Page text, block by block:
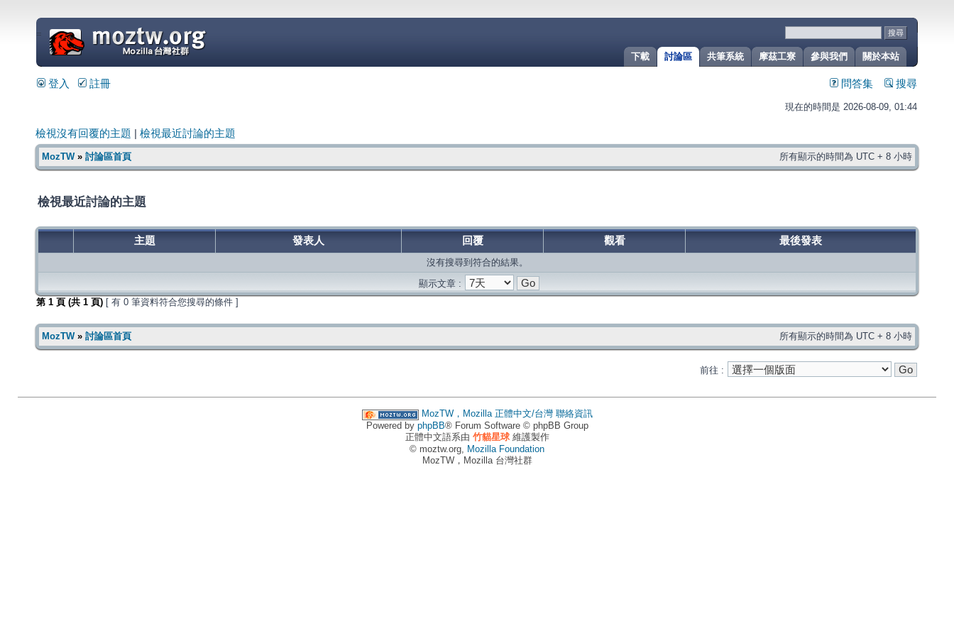
關於本站
參與我們
摩茲工寮
共筆系統
討論區
下載
=
登入 註冊 問答集 搜尋
現在的時間是 2026-08-09, 01:44
檢視沒有回覆的主題 檢視最近討論的主題
MozTW» 討論區首頁 所有顯示的時間為 UTC + 8 小時
檢視最近討論的主題
主題 發表人 回覆 觀看 最後發表
沒有搜尋到符合的結果。
顯示文章 :
第 1 頁 (共 1 頁) [ 有 0 筆資料符合您搜尋的條件 ]
MozTW» 討論區首頁 所有顯示的時間為 UTC + 8 小時
前往 :
MozTW，Mozilla 正體中文/台灣 聯絡資訊
Powered by phpBB® Forum Software © phpBB Group
正體中文語系由 竹貓星球維護製作
© moztw.org, Mozilla Foundation
MozTW，Mozilla 台灣社群